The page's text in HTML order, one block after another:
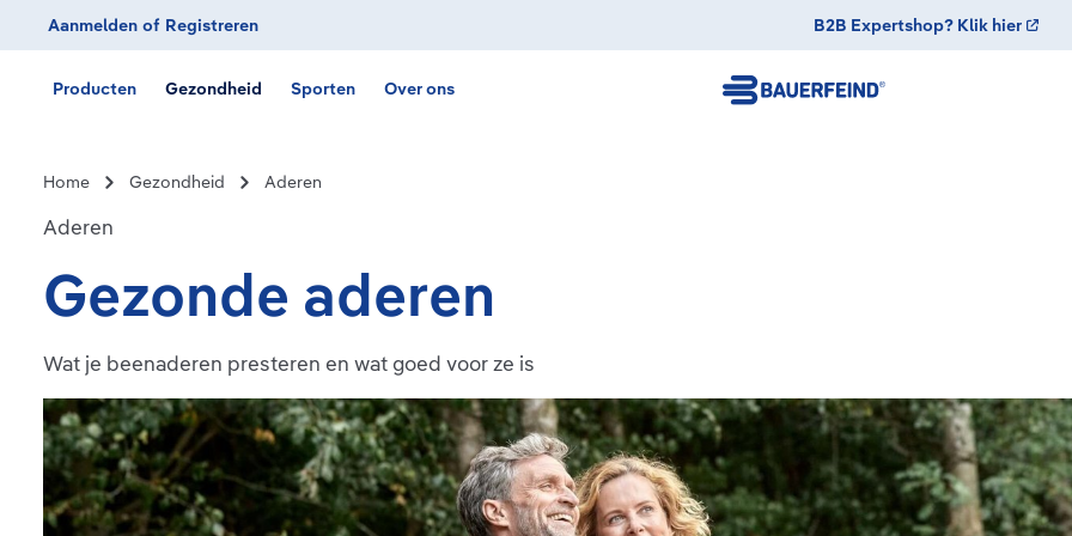
Ga naar de hoofdnavigatie
Aanmelden of Registreren B2B Expertshop? Klik hier
Producten Gezondheid Sporten Over ons
Home Gezondheid Aderen
Aderen
Gezonde aderen
Wat je beenaderen presteren en wat goed voor ze is